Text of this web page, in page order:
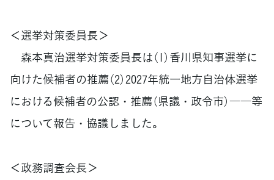
＜選挙対策委員長＞
森本真治選挙対策委員長は（1）香川県知事選挙に
向けた候補者の推薦（2）2027年統一地方自治体選挙
における候補者の公認・推薦（県議・政令市）――等
について報告・協議しました。
＜政務調査会長＞